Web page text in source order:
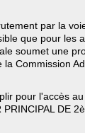
par la
que pour les
soumet une
Commission
pour l'accès
DE